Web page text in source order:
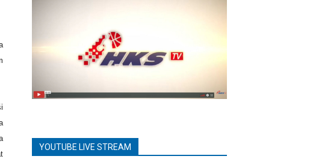
YOUTUBE LIVE STREAM